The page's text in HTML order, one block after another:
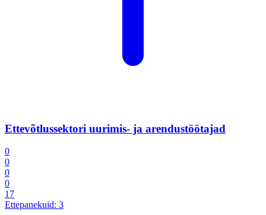
Ettevõtlussektori uurimis- ja arendustöötajad
0
0
0
0
17
Ettepanekuid: 3